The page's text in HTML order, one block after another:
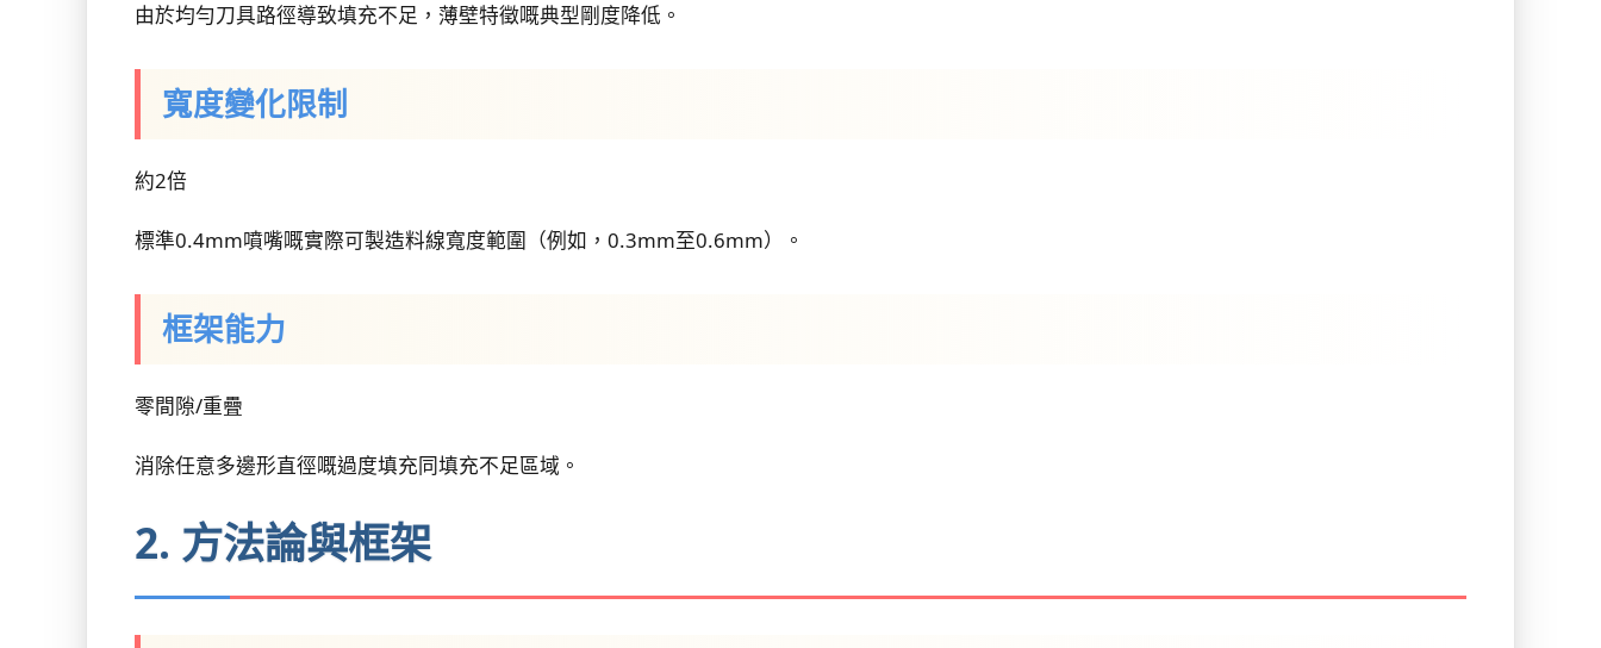
由於均勻刀具路徑導致填充不足，薄壁特徵嘅典型剛度降低。
寬度變化限制
約2倍
標準0.4mm噴嘴嘅實際可製造料線寬度範圍（例如，0.3mm至0.6mm）。
框架能力
零間隙/重疊
消除任意多邊形直徑嘅過度填充同填充不足區域。
2. 方法論與框架